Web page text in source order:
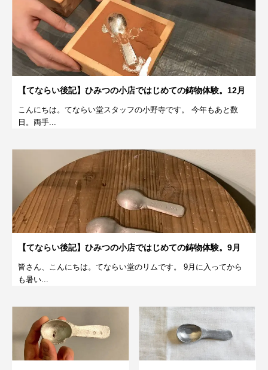
【てならい後記】ひみつの小店ではじめての鋳物体験。12月
こんにちは。てならい堂スタッフの小野寺です。 今年もあと数
日。両手...
【てならい後記】ひみつの小店ではじめての鋳物体験。9月
皆さん、こんにちは。てならい堂のリムです。 9月に入ってから
も暑い...